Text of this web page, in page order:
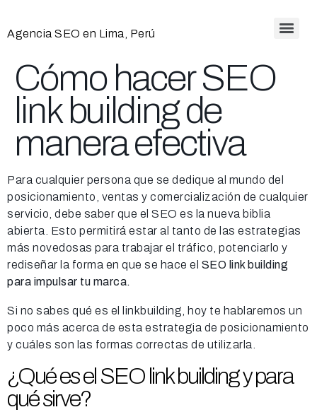
Agencia SEO en Lima, Perú
Cómo hacer SEO
link building de
manera efectiva
Para cualquier persona que se dedique al mundo del
posicionamiento, ventas y comercialización de cualquier
servicio, debe saber que el SEO es la nueva biblia
abierta. Esto permitirá estar al tanto de las estrategias
más novedosas para trabajar el tráfico, potenciarlo y
rediseñar la forma en que se hace el SEO link building
para impulsar tu marca.
Si no sabes qué es el linkbuilding, hoy te hablaremos un
poco más acerca de esta estrategia de posicionamiento
y cuáles son las formas correctas de utilizarla.
¿Qué es el SEO link building y para
qué sirve?